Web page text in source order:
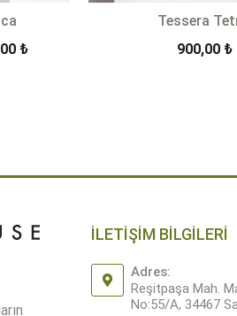
₺Fiyat
Tessera
900,00 ₺
İLETİŞİM BİLGİLERİ
Adres:
Reşitpaşa Mah.
No:55/A, 34467